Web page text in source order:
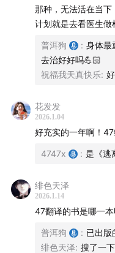
那种，无法活在当
计划就是去看医生做
普洱狗 : 身体最
去治好好吗💪🏻
祝福我天真快乐:
花发发
2026.1.04
好充实的一年啊！
4747x : 是《逃
绯色天泽
2026.1.14
47翻译的书是哪一
普洱狗 : 已出版
绯色天泽: 搜了一